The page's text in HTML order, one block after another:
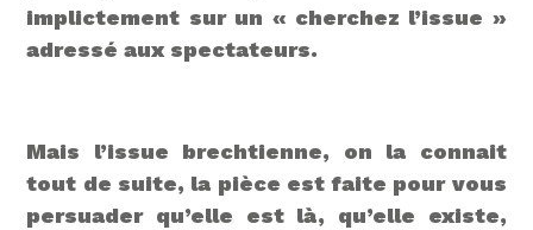
implictement sur un « cherchez l’issue »
adressé aux spectateurs.
Mais l’issue brechtienne, on la connait
tout de suite, la pièce est faite pour vous
persuader qu’elle est là, qu’elle existe,